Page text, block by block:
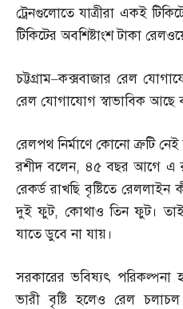
ট্রেনগুলোতে যাত্রীরা একই
টিকিটের অবশিষ্টাংশ টাকা
চট্টগ্রাম–কক্সবাজার রেল
রেল যোগাযোগ স্বাভাবিক আছে
রেলপথ নির্মাণে কোনো ত্রুটি নেই
রশীদ বলেন, ৪৫ বছর আগে এ
রেকর্ড রাখছি বৃষ্টিতে
দুই ফুট, কোথাও তিন ফুট।
যাতে ডুবে না যায়।
সরকারের ভবিষ্যৎ পরিকল্পনা
ভারী বৃষ্টি হলেও রেল